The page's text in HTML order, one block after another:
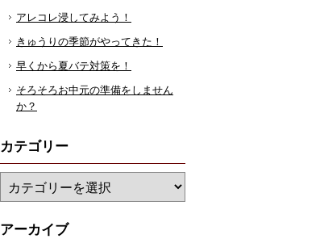
アレコレ浸してみよう！
きゅうりの季節がやってきた！
早くから夏バテ対策を！
そろそろお中元の準備をしません
か？
カテゴリー
アーカイブ